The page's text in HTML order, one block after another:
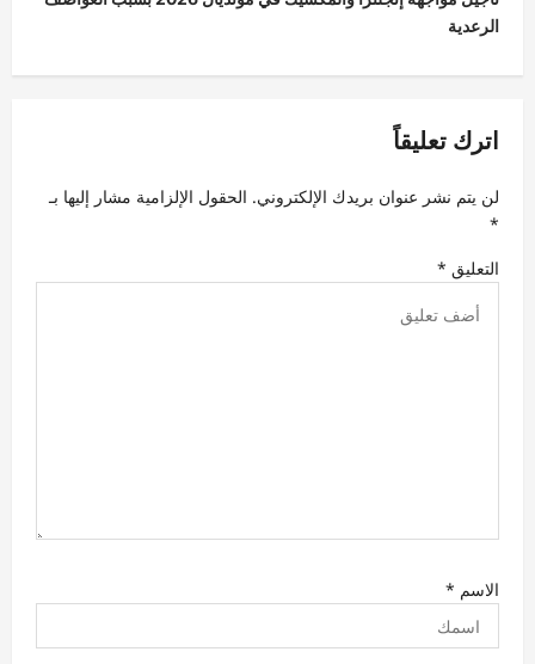
ل
ا
ا
الرعدية
اترك تعليقاً
لن يتم نشر عنوان بريدك الإلكتروني. الحقول الإلزامية مشار إليها بـ
*
التعليق *
الاسم *